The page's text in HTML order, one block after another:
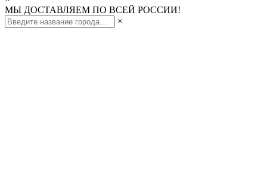
МЫ ДОСТАВЛЯЕМ ПО ВСЕЙ РОССИИ!
×